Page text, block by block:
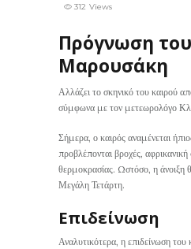
312 Views
Πρόγνωση
Μαρουσάκη
Αλλάζει το σκηνικό του καιρού
σύμφωνα με τον μετεωρολόγο
Σήμερα, ο καιρός αναμένεται
προβλέπονται βροχές,
θερμοκρασίας. Ωστόσο, η άνοιξη
Μεγάλη Τετάρτη.
Επιδείνωση
Αναλυτικότερα, η επιδείνωση του